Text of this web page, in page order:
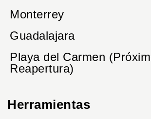
Monterrey
Guadalajara
Playa del Carmen
Reapertura)
Herramientas